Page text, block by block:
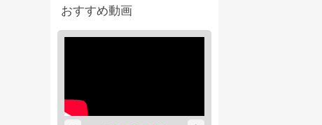
おすすめ動画